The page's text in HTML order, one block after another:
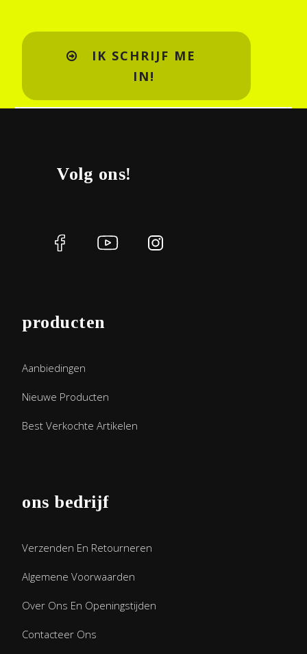
IK SCHRIJF ME
IN!
Volg ons!
producten
Aanbiedingen
Nieuwe Producten
Best Verkochte Artikelen
ons bedrijf
Verzenden En Retourneren
Algemene Voorwaarden
Over Ons En Openingstijden
Contacteer Ons